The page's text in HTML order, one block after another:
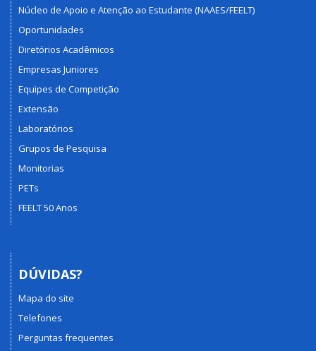
Núcleo de Apoio e Atenção ao Estudante (NAAES/FEELT)
Oportunidades
Diretórios Acadêmicos
Empresas Juniores
Equipes de Competição
Extensão
Laboratórios
Grupos de Pesquisa
Monitorias
PETs
FEELT 50 Anos
DÚVIDAS?
Mapa do site
Telefones
Perguntas frequentes